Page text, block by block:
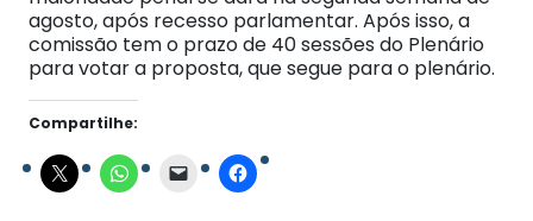
agosto, após recesso parlamentar. Após isso, a
comissão tem o prazo de 40 sessões do Plenário
para votar a proposta, que segue para o plenário.
Compartilhe: